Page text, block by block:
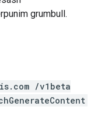
grumbull.
/v1beta